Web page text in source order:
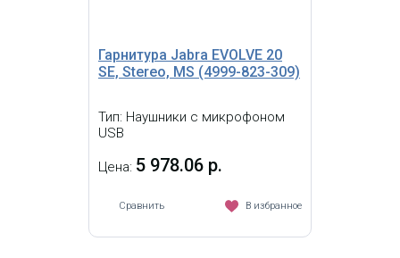
Гарнитура Jabra EVOLVE 20
SE, Stereo, MS (4999-823-309)
Тип: Наушники с микрофоном
USB
Цена: 5 978.06 р.
Сравнить В избранное